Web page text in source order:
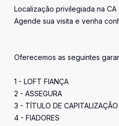
Localização privilegiada na
Agende sua visita e venha
Oferecemos as seguintes
1 - LOFT FIANÇA
2 - ASSEGURA
3 - TÍTULO DE CAPITALIZAÇÃO
4 - FIADORES